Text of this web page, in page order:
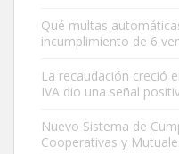
Qué multas
incumplimiento de 6
La recaudación creció
IVA dio una señal
Nuevo Sistema de
Cooperativas y